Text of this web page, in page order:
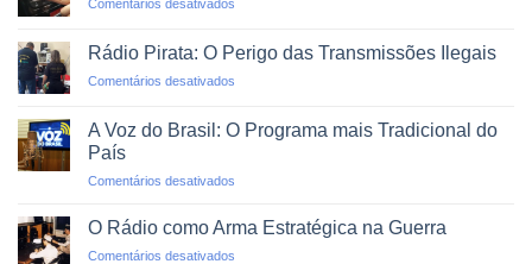
Impacto
Comentários desativados
Rádio
como
Trânsito
Rádio Pirata: O Perigo das Transmissões Ilegais
Comentários desativados
Pirata:
O
Ilegais
A Voz do Brasil: O Programa mais Tradicional do
País
Comentários desativados
O Rádio como Arma Estratégica na Guerra
Comentários desativados